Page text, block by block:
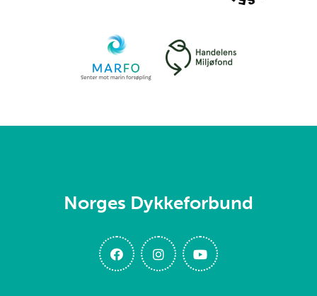
Norges Dykkeforbund